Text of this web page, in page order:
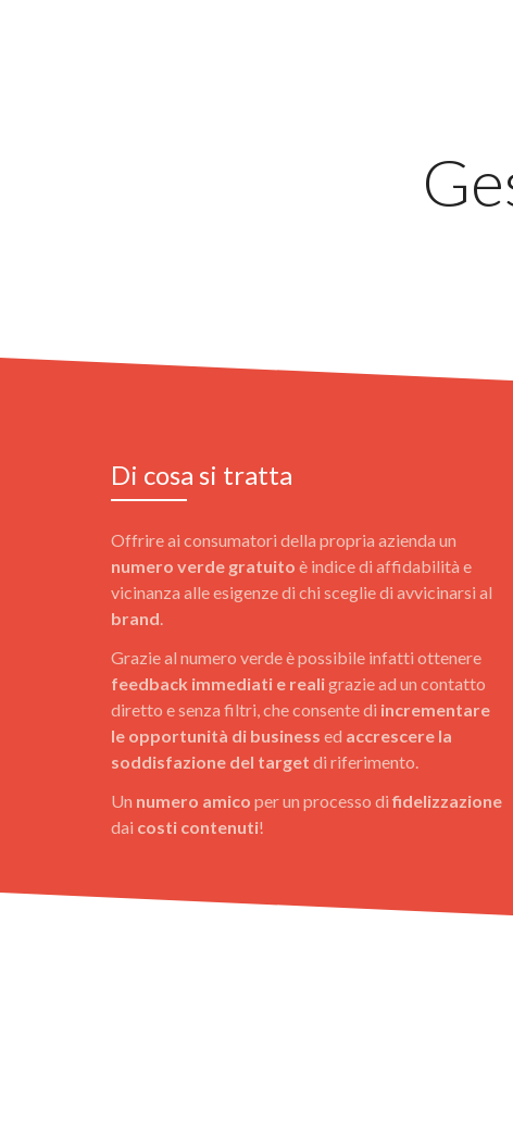
Di cosa si tratta
Offrire ai consumatori della propria azienda un
numero verde gratuito è indice di affidabilità e
vicinanza alle esigenze di chi sceglie di avvicinarsi al
brand.
Grazie al numero verde è possibile infatti ottenere
feedback immediati e realigrazie ad un contatto
diretto e senza filtri, che consente di incrementare
le opportunità di business ed accrescere la
soddisfazione del target di riferimento.
Un numero amico per un processo difidelizzazione
dai costi contenuti!